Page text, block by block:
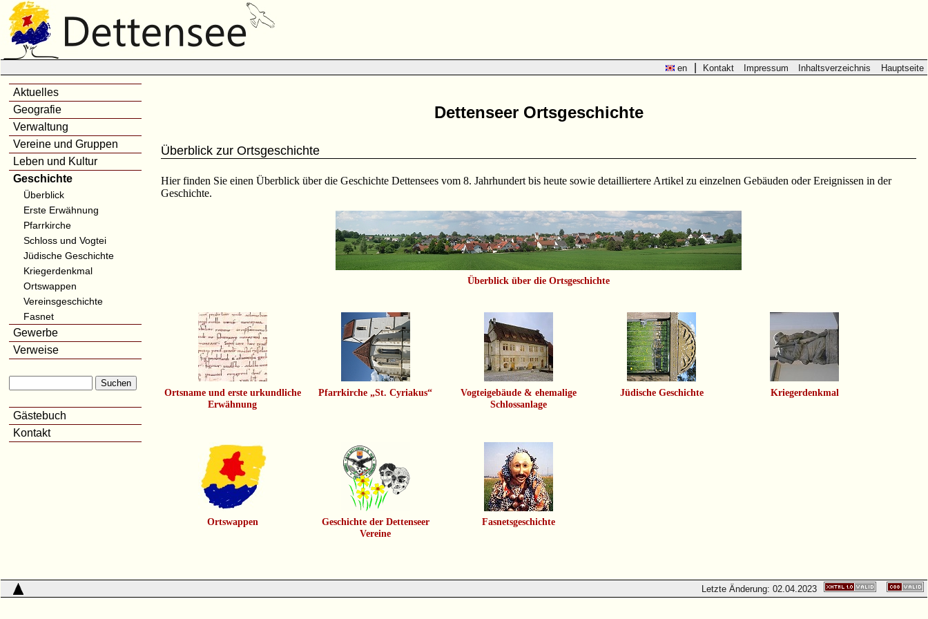
en Kontakt Impressum Inhaltsverzeichnis Hauptseite
Aktuelles
Geografie
Verwaltung
Vereine und Gruppen
Leben und Kultur
Geschichte
Überblick
Erste Erwähnung
Pfarrkirche
Schloss und Vogtei
Jüdische Geschichte
Kriegerdenkmal
Ortswappen
Vereinsgeschichte
Fasnet
Gewerbe
Verweise
Gästebuch
Kontakt
Dettenseer Ortsgeschichte
Überblick zur Ortsgeschichte
Hier finden Sie einen Überblick über die Geschichte Dettensees vom 8. Jahrhundert bis heute sowie detailliertere Artikel zu einzelnen Gebäuden oder Ereignissen in der
Geschichte.
Überblick über die Ortsgeschichte
Ortsname und erste urkundliche
Erwähnung
Pfarrkirche „St. Cyriakus“
Vogteigebäude & ehemalige
Schlossanlage
Jüdische Geschichte Kriegerdenkmal
Ortswappen
Geschichte der Dettenseer
Vereine
Fasnetsgeschichte
Letzte Änderung:02.04.2023